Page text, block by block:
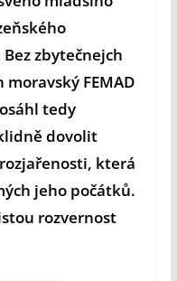
zbytečnejch
moravský FEMAD
tedy
dovolit
která
jeho počátků.
rozvernost